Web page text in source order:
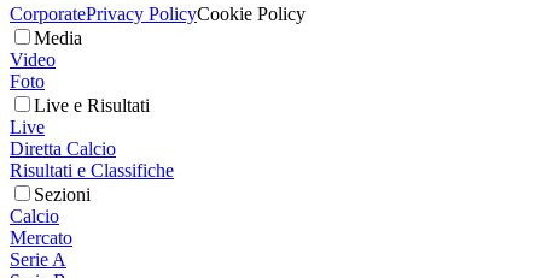
CorporatePrivacy PolicyCookie Policy
Media
Video
Foto
Live e Risultati
Live
Diretta Calcio
Risultati e Classifiche
Sezioni
Calcio
Mercato
Serie A